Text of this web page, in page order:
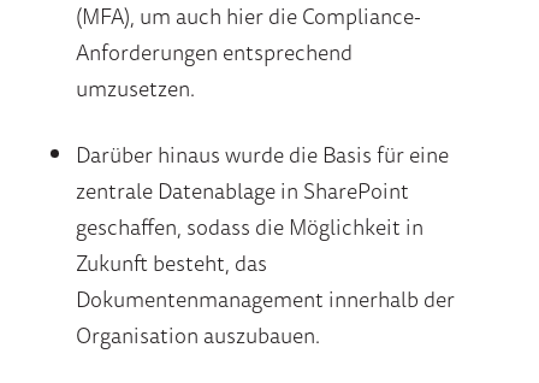
(MFA), um auch hier die Compliance-
Anforderungen entsprechend
umzusetzen.
Darüber hinaus wurde die Basis für eine
zentrale Datenablage in SharePoint
geschaffen, sodass die Möglichkeit in
Zukunft besteht, das
Dokumentenmanagement innerhalb der
Organisation auszubauen.